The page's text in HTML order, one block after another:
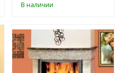
В наличии